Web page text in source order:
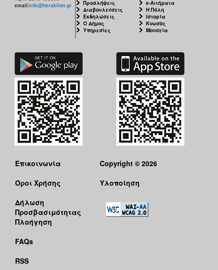
email:info@heraklion.gr
Προσλήψεις
Διαβουλεύσεις
Εκδηλώσεις
Ο Δήμος
Υπηρεσίες
e-Αιτήματα
Η Πόλη
Ιστορία
Κνωσός
Μουσεία
Επικοινωνία
Όροι Χρήσης
Δήλωση
Προσβασιμότητας
Πλοήγηση
FAQs
RSS
Copyright © 2026
Υλοποίηση